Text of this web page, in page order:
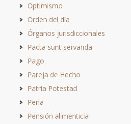
Optimismo
Orden del día
Órganos jurisdiccionales
Pacta sunt servanda
Pago
Pareja de Hecho
Patria Potestad
Pena
Pensión alimenticia